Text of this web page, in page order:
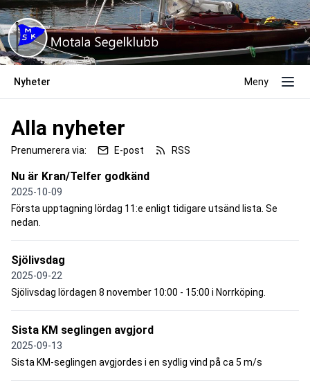
Nyheter Meny
Alla nyheter
Prenumerera via: E-post RSS
Nu är Kran/Telfer godkänd
2025-10-09
Första upptagning lördag 11:e enligt tidigare utsänd lista. Se
nedan.
Sjölivsdag
2025-09-22
Sjölivsdag lördagen 8 november 10:00 - 15:00 i Norrköping.
Sista KM seglingen avgjord
2025-09-13
Sista KM-seglingen avgjordes i en sydlig vind på ca 5 m/s